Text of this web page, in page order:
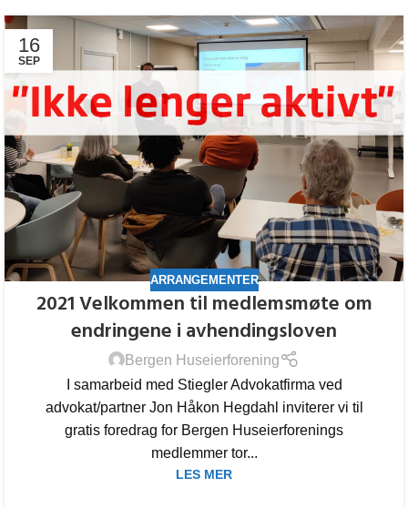
16
SEP
ARRANGEMENTER
2021 Velkommen til medlemsmøte om
endringene i avhendingsloven
Bergen Huseierforening
I samarbeid med Stiegler Advokatfirma ved
advokat/partner Jon Håkon Hegdahl inviterer vi til
gratis foredrag for Bergen Huseierforenings
medlemmer tor...
LES MER